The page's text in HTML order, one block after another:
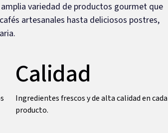
variedad de productos gourmet que
artesanales hasta deliciosos postres,
Calidad
Ingredientes frescos y de alta calidad en cada
producto.